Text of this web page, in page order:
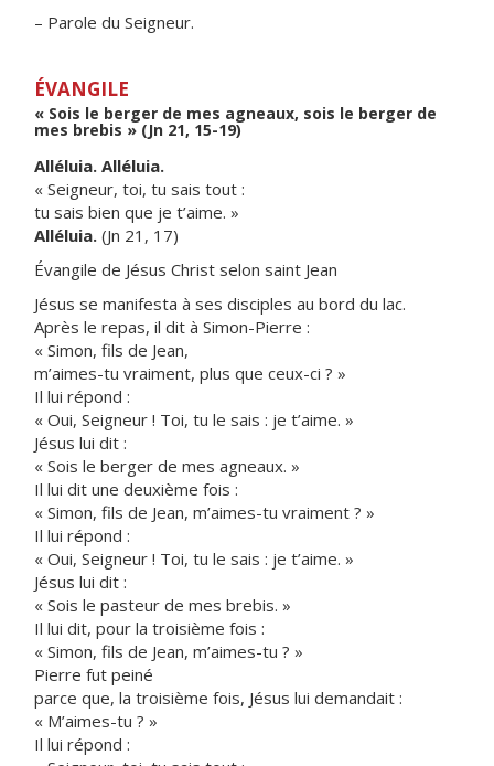
– Parole du Seigneur.
ÉVANGILE
« Sois le berger de mes agneaux, sois le berger de
mes brebis » (Jn 21, 15-19)
Alléluia. Alléluia.
« Seigneur, toi, tu sais tout :
tu sais bien que je t’aime. »
Alléluia. (Jn 21, 17)
Évangile de Jésus Christ selon saint Jean
Jésus se manifesta à ses disciples au bord du lac.
Après le repas, il dit à Simon-Pierre :
« Simon, fils de Jean,
m’aimes-tu vraiment, plus que ceux-ci ? »
Il lui répond :
« Oui, Seigneur ! Toi, tu le sais : je t’aime. »
Jésus lui dit :
« Sois le berger de mes agneaux. »
Il lui dit une deuxième fois :
« Simon, fils de Jean, m’aimes-tu vraiment ? »
Il lui répond :
« Oui, Seigneur ! Toi, tu le sais : je t’aime. »
Jésus lui dit :
« Sois le pasteur de mes brebis. »
Il lui dit, pour la troisième fois :
« Simon, fils de Jean, m’aimes-tu ? »
Pierre fut peiné
parce que, la troisième fois, Jésus lui demandait :
« M’aimes-tu ? »
Il lui répond :